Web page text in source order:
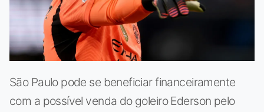
São Paulo pode se beneficiar financeiramente
com a possível venda do goleiro Ederson pelo